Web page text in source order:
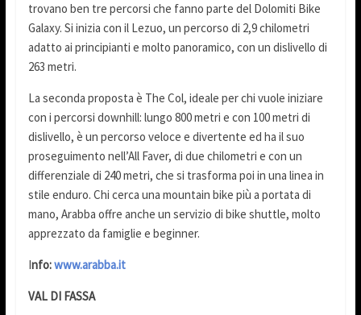
trovano ben tre percorsi che fanno parte del Dolomiti Bike
Galaxy. Si inizia con il Lezuo, un percorso di 2,9 chilometri
adatto ai principianti e molto panoramico, con un dislivello di
263 metri.
La seconda proposta è The Col, ideale per chi vuole iniziare
con i percorsi downhill: lungo 800 metri e con 100 metri di
dislivello, è un percorso veloce e divertente ed ha il suo
proseguimento nell’All Faver, di due chilometri e con un
differenziale di 240 metri, che si trasforma poi in una linea in
stile enduro. Chi cerca una mountain bike più a portata di
mano, Arabba offre anche un servizio di bike shuttle, molto
apprezzato da famiglie e beginner.
Info:www.arabba.it
VAL DI FASSA